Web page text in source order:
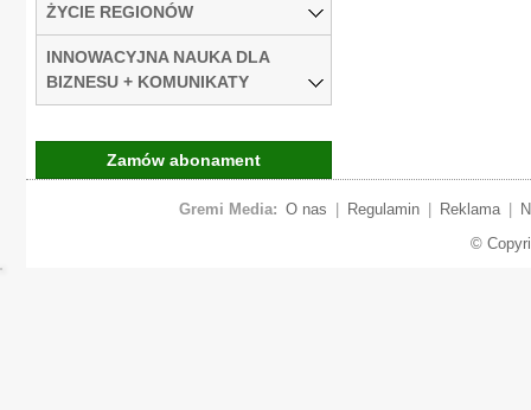
ŻYCIE REGIONÓW
INNOWACYJNA NAUKA DLA
BIZNESU + KOMUNIKATY
Zamów abonament
Gremi Media: O nas Regulamin Reklama
©